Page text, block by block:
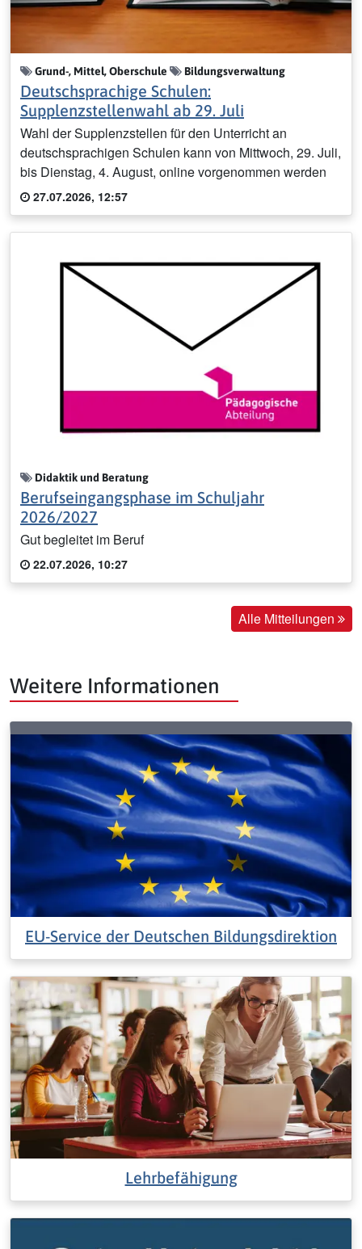
Grund-, Mittel, Oberschule Bildungsverwaltung
Deutschsprachige Schulen:
Supplenzstellenwahl ab 29. Juli
Wahl der Supplenzstellen für den Unterricht an
deutschsprachigen Schulen kann von Mittwoch, 29. Juli,
bis Dienstag, 4. August, online vorgenommen werden
27.07.2026, 12:57
Didaktik und Beratung
Berufseingangsphase im Schuljahr
2026/2027
Gut begleitet im Beruf
22.07.2026, 10:27
Alle Mitteilungen
Weitere Informationen
EU-Service der Deutschen Bildungsdirektion
Lehrbefähigung